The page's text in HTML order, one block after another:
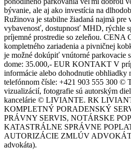
bývanie, ale aj ako investícia na
Ružinova je stabilne žiadaná najmä pre
vybavenosť, dostupnosť MHD, rýchle
príjemné prostredie so zeleňou. CENA
kompletného zariadenia a pivničnej
je možné dokúpiť vnútorné parkovacie
dome: 35.000,- EUR KONTAKT V
informácie alebo dohodnutie obhliadky
telefónnom čísle: +421 903 555 300 ©
vizualizácií, fotografie sú autorským
kancelárie © LIVIANTE. RK
KOMPLETNÝ PORADENSKÝ
PRÁVNY SERVIS, NOTÁRSKE
KATASTRÁLNE SPRÁVNE
AUTORIZÁCIE ZMLÚV
advokáta).